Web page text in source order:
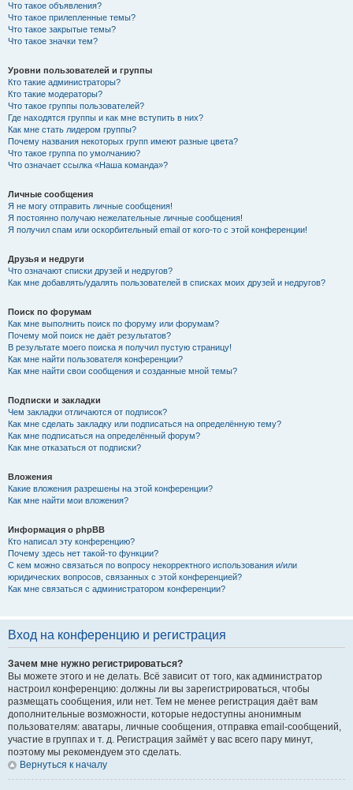
Что такое объявления?
Что такое прилепленные темы?
Что такое закрытые темы?
Что такое значки тем?
Уровни пользователей и группы
Кто такие администраторы?
Кто такие модераторы?
Что такое группы пользователей?
Где находятся группы и как мне вступить в них?
Как мне стать лидером группы?
Почему названия некоторых групп имеют разные цвета?
Что такое группа по умолчанию?
Что означает ссылка «Наша команда»?
Личные сообщения
Я не могу отправить личные сообщения!
Я постоянно получаю нежелательные личные сообщения!
Я получил спам или оскорбительный email от кого-то с этой конференции!
Друзья и недруги
Что означают списки друзей и недругов?
Как мне добавлять/удалять пользователей в списках моих друзей и недругов?
Поиск по форумам
Как мне выполнить поиск по форуму или форумам?
Почему мой поиск не даёт результатов?
В результате моего поиска я получил пустую страницу!
Как мне найти пользователя конференции?
Как мне найти свои сообщения и созданные мной темы?
Подписки и закладки
Чем закладки отличаются от подписок?
Как мне сделать закладку или подписаться на определённую тему?
Как мне подписаться на определённый форум?
Как мне отказаться от подписки?
Вложения
Какие вложения разрешены на этой конференции?
Как мне найти мои вложения?
Информация о phpBB
Кто написал эту конференцию?
Почему здесь нет такой-то функции?
С кем можно связаться по вопросу некорректного использования и/или
юридических вопросов, связанных с этой конференцией?
Как мне связаться с администратором конференции?
Вход на конференцию и регистрация
Зачем мне нужно регистрироваться?
Вы можете этого и не делать. Всё зависит от того, как администратор
настроил конференцию: должны ли вы зарегистрироваться, чтобы
размещать сообщения, или нет. Тем не менее регистрация даёт вам
дополнительные возможности, которые недоступны анонимным
пользователям: аватары, личные сообщения, отправка email-сообщений,
участие в группах и т. д. Регистрация займёт у вас всего пару минут,
поэтому мы рекомендуем это сделать.
Вернуться к началу